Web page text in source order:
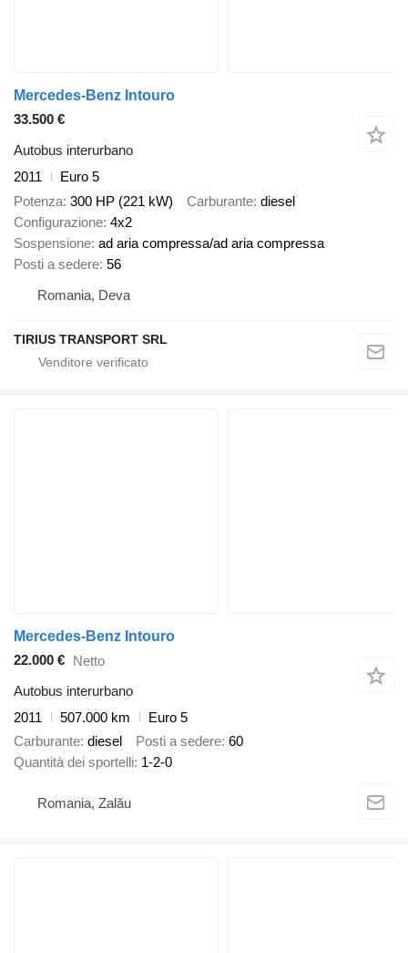
Mercedes-Benz Intouro
33.500 €
Autobus interurbano
2011
Euro 5
Potenza 300 HP (221 kW) Carburante diesel
Configurazione 4x2
Sospensione ad aria compressa/ad aria compressa
Posti a sedere 56
Romania, Deva
TIRIUS TRANSPORT SRL
Mercedes-Benz Intouro
22.000 € Netto
Autobus interurbano
2011
507.000 km
Euro 5
Carburante diesel Posti a sedere 60
Quantità dei sportelli 1-2-0
Romania, Zalău